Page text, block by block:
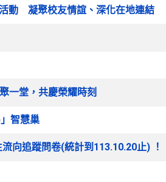
動 凝聚校友情誼、深化在地連結
一堂，共慶榮耀時刻
智慧巢
向追蹤問卷(統計到113.10.20止) ！